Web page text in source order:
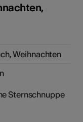
Weihnachten
Sternschnuppe